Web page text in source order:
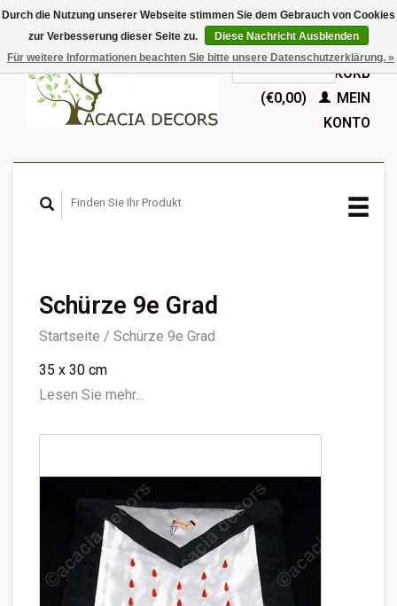
EUR
GBPDeutsch
Nederlands
English
IHR WARENKORB
(€0,00)
MEIN
KONTO
Schürze 9e Grad
Startseite / Schürze 9e Grad
35 x 30 cm
Lesen Sie mehr...
Durch die Nutzung unserer Webseite stimmen Sie dem Gebrauch von Cookies
zur Verbesserung dieser Seite zu.
Diese Nachricht Ausblenden
Für weitere Informationen beachten Sie bitte unsere Datenschutzerklärung. »